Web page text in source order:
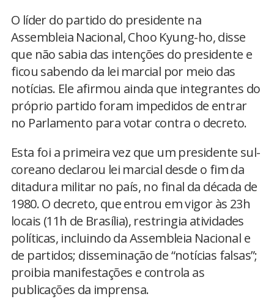
O líder do partido do presidente na
Assembleia Nacional, Choo Kyung-ho, disse
que não sabia das intenções do presidente e
ficou sabendo da lei marcial por meio das
notícias. Ele afirmou ainda que integrantes do
próprio partido foram impedidos de entrar
no Parlamento para votar contra o decreto.
Esta foi a primeira vez que um presidente sul-
coreano declarou lei marcial desde o fim da
ditadura militar no país, no final da década de
1980. O decreto, que entrou em vigor às 23h
locais (11h de Brasília), restringia atividades
políticas, incluindo da Assembleia Nacional e
de partidos; disseminação de “notícias falsas”;
proibia manifestações e controla as
publicações da imprensa.